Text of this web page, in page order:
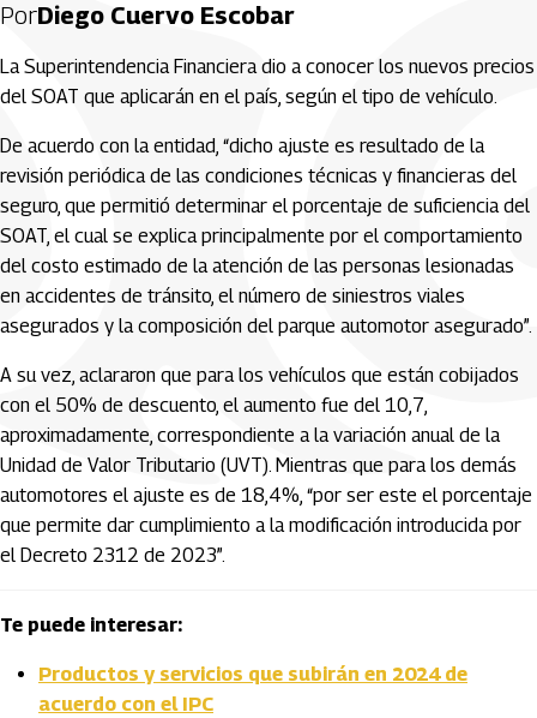
PorDiego Cuervo Escobar
La Superintendencia Financiera dio a conocer los nuevos precios
del SOAT que aplicarán en el país, según el tipo de vehículo.
De acuerdo con la entidad, “dicho ajuste es resultado de la
revisión periódica de las condiciones técnicas y financieras del
seguro, que permitió determinar el porcentaje de suficiencia del
SOAT, el cual se explica principalmente por el comportamiento
del costo estimado de la atención de las personas lesionadas
en accidentes de tránsito, el número de siniestros viales
asegurados y la composición del parque automotor asegurado”.
A su vez, aclararon que para los vehículos que están cobijados
con el 50% de descuento, el aumento fue del 10,7,
aproximadamente, correspondiente a la variación anual de la
Unidad de Valor Tributario (UVT). Mientras que para los demás
automotores el ajuste es de 18,4%, “por ser este el porcentaje
que permite dar cumplimiento a la modificación introducida por
el Decreto 2312 de 2023”.
Te puede interesar:
Productos y servicios que subirán en 2024 de
acuerdo con el IPC